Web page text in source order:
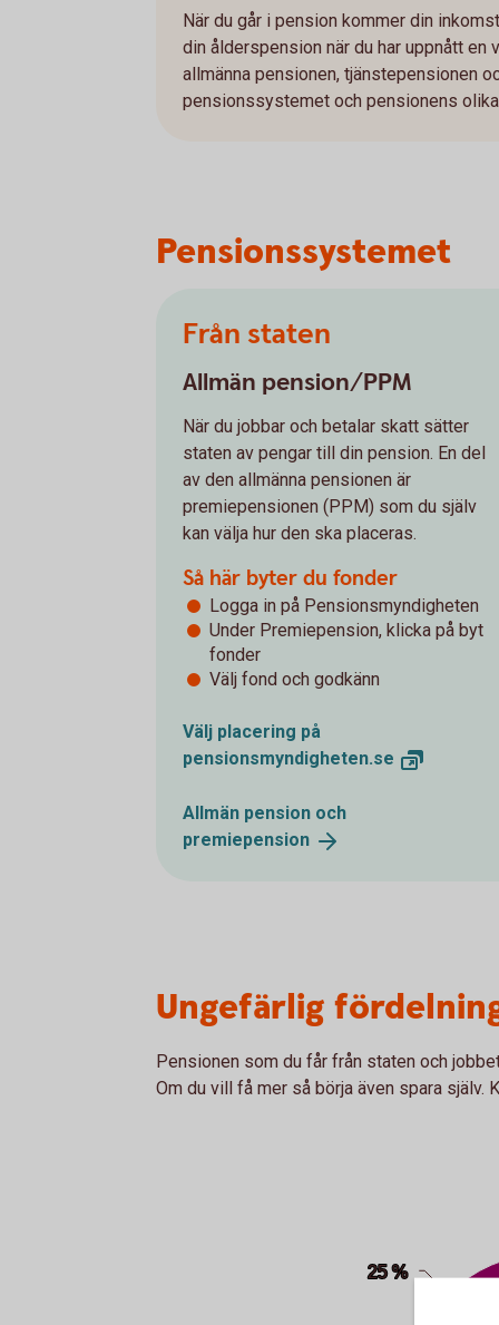
När du går i pension kommer din
din ålderspension när du har uppnått
allmänna pensionen, tjänstepensionen
pensionssystemet och pensionens olika
Pensionssystemet
Från staten
Allmän pension/PPM
När du jobbar och betalar skatt sätter
staten av pengar till din pension. En del
av den allmänna pensionen är
premiepensionen (PPM) som du själv
kan välja hur den ska placeras.
Så här byter du fonder
Logga in på Pensionsmyndigheten
Under Premiepension, klicka på byt
fonder
Välj fond och godkänn
Välj placering på
pensionsmyndigheten.se
Allmän pension och
premiepension
Ungefärlig
Pensionen som du får från staten och
Om du vill få mer så börja även spara själv.
25 %
25 %